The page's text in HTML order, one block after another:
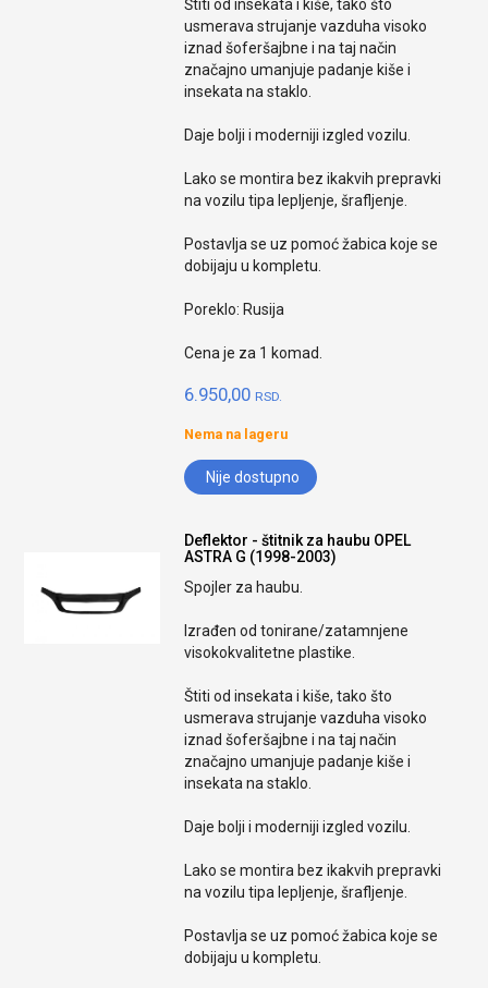
Štiti od insekata i kiše, tako što
usmerava strujanje vazduha visoko
iznad šoferšajbne i na taj način
značajno umanjuje padanje kiše i
insekata na staklo.
Daje bolji i moderniji izgled vozilu.
Lako se montira bez ikakvih prepravki
na vozilu tipa lepljenje, šrafljenje.
Postavlja se uz pomoć žabica koje se
dobijaju u kompletu.
Poreklo: Rusija
Cena je za 1 komad.
6.950,00 RSD.
Nema na lageru
Nije dostupno
Deflektor - štitnik za haubu OPEL
ASTRA G (1998-2003)
Spojler za haubu.
Izrađen od tonirane/zatamnjene
visokokvalitetne plastike.
Štiti od insekata i kiše, tako što
usmerava strujanje vazduha visoko
iznad šoferšajbne i na taj način
značajno umanjuje padanje kiše i
insekata na staklo.
Daje bolji i moderniji izgled vozilu.
Lako se montira bez ikakvih prepravki
na vozilu tipa lepljenje, šrafljenje.
Postavlja se uz pomoć žabica koje se
dobijaju u kompletu.